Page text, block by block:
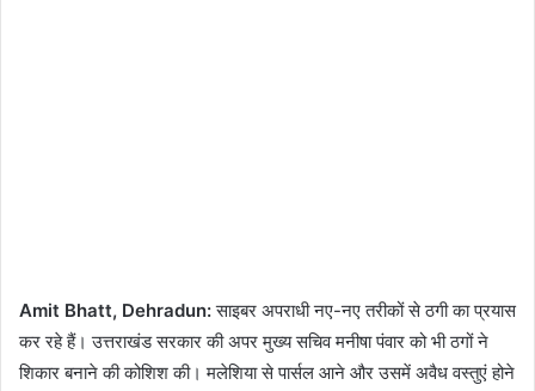
Amit Bhatt, Dehradun:साइबर अपराधी नए-नए तरीकों से ठगी का प्रयास
कर रहे हैं। उत्तराखंड सरकार की अपर मुख्य सचिव मनीषा पंवार को भी ठगों ने
शिकार बनाने की कोशिश की। मलेशिया से पार्सल आने और उसमें अवैध वस्तुएं होने